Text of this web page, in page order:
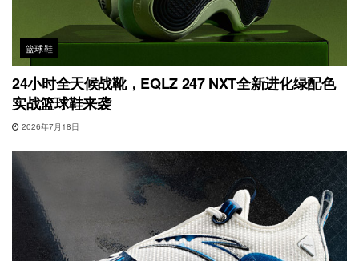
篮球鞋
24小时全天候战靴，EQLZ 247 NXT全新进化绿配色
实战篮球鞋来袭
2026年7月18日